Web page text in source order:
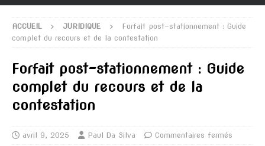
ACCUEIL JURIDIQUE
Forfait post-stationnement : Guide
complet du recours et de la contestation
Forfait post-stationnement : Guide
complet du recours et de la
contestation
avril 9, 2025 Paul Da Silva Commentaires fermés